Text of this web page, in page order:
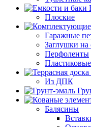
Плоские
Гаражные
Заглушки на
Перфоленты
Из ДПК
Балясины